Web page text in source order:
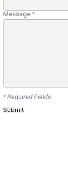
Message*
* Required Fields